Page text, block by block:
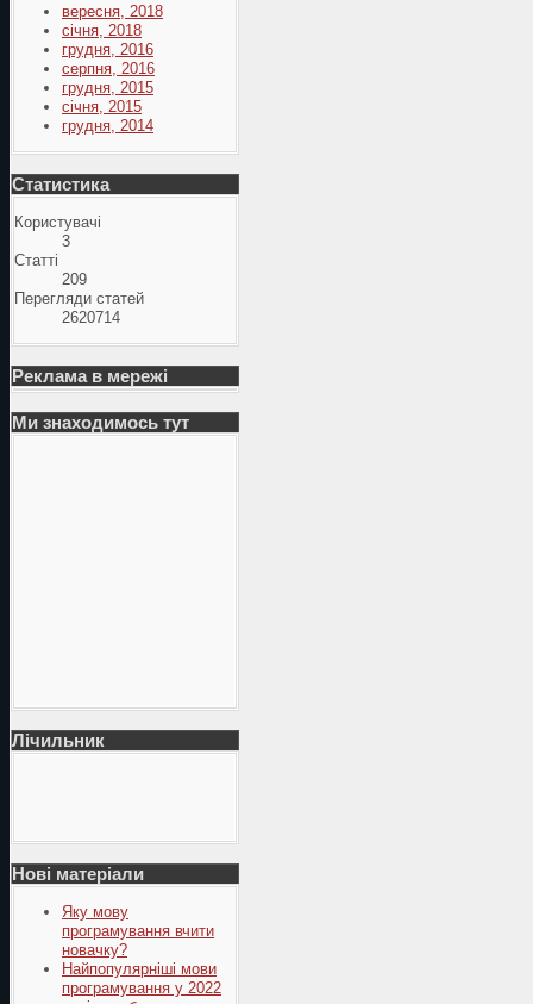
вересня, 2018
січня, 2018
грудня, 2016
серпня, 2016
грудня, 2015
січня, 2015
грудня, 2014
Статистика
Користувачі
3
Статті
209
Перегляди статей
2620714
Реклама в мережі
Ми знаходимось тут
Лічильник
Нові матеріали
Яку мову
програмування вчити
новачку?
Найпопулярніші мови
програмування у 2022